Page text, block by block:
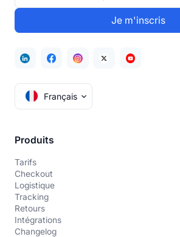
Français
Produits
Tarifs
Checkout
Logistique
Tracking
Retours
Intégrations
Changelog